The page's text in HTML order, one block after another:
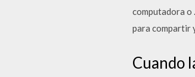
computadora o
para compartir
Cuando